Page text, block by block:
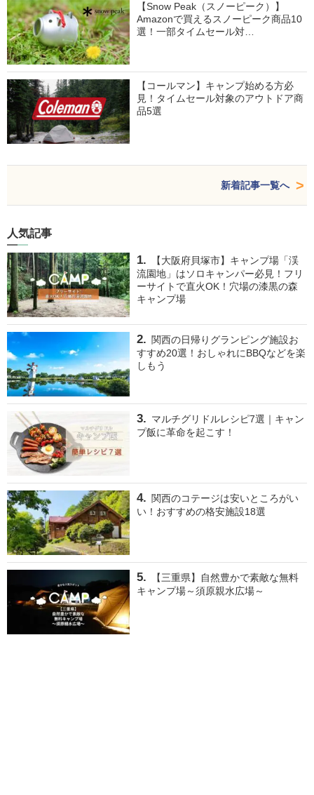
【Snow Peak（スノーピーク）】
Amazonで買えるスノーピーク商品10
選！一部タイムセール対…
【コールマン】キャンプ始める方必
見！タイムセール対象のアウトドア商
品5選
新着記事一覧へ
人気記事
【大阪府貝塚市】キャンプ場「渓
流園地」はソロキャンパー必見！フリ
ーサイトで直火OK！穴場の漆黒の森
キャンプ場
関西の日帰りグランピング施設お
すすめ20選！おしゃれにBBQなどを楽
しもう
マルチグリドルレシピ7選｜キャン
プ飯に革命を起こす！
関西のコテージは安いところがい
い！おすすめの格安施設18選
【三重県】自然豊かで素敵な無料
キャンプ場～須原親水広場～